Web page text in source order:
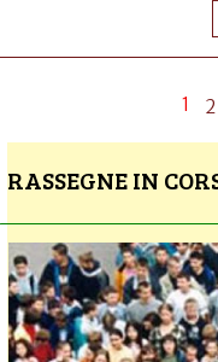
1 2
RASSEGNE IN